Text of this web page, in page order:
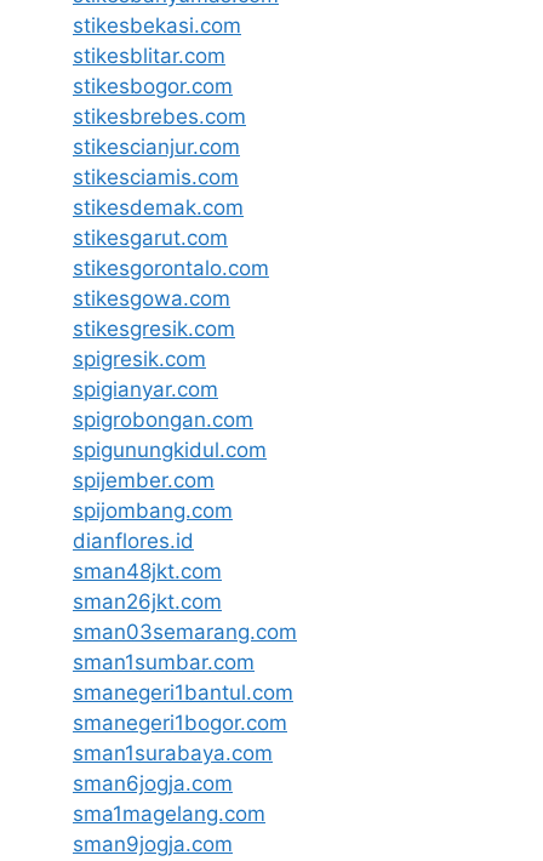
stikesbekasi.com
stikesblitar.com
stikesbogor.com
stikesbrebes.com
stikescianjur.com
stikesciamis.com
stikesdemak.com
stikesgarut.com
stikesgorontalo.com
stikesgowa.com
stikesgresik.com
spigresik.com
spigianyar.com
spigrobongan.com
spigunungkidul.com
spijember.com
spijombang.com
dianflores.id
sman48jkt.com
sman26jkt.com
sman03semarang.com
sman1sumbar.com
smanegeri1bantul.com
smanegeri1bogor.com
sman1surabaya.com
sman6jogja.com
sma1magelang.com
sman9jogja.com